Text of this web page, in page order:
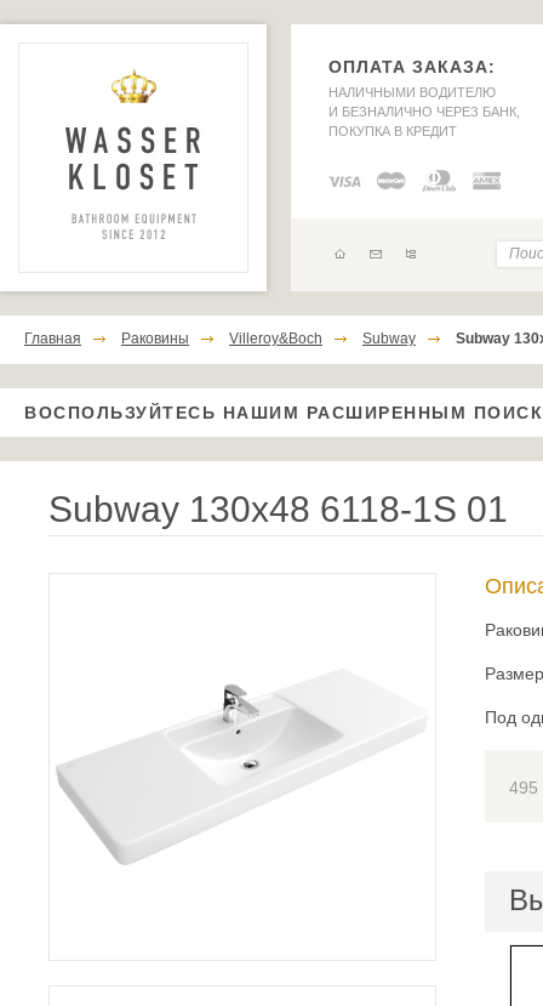
ОПЛАТА ЗАКАЗА:
НАЛИЧНЫМИ ВОДИТЕЛЮ
И БЕЗНАЛИЧНО ЧЕРЕЗ БАНК,
ПОКУПКА В КРЕДИТ
Главная Раковины Villeroy&Boch Subway Subway
ВОСПОЛЬЗУЙТЕСЬ НАШИМ РАСШИРЕННЫМ
Subway 130x48 6118-1S 01
Под
495